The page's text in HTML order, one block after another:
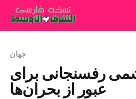
جهان
رفسنجانی برای
عبور از بحران‌ها